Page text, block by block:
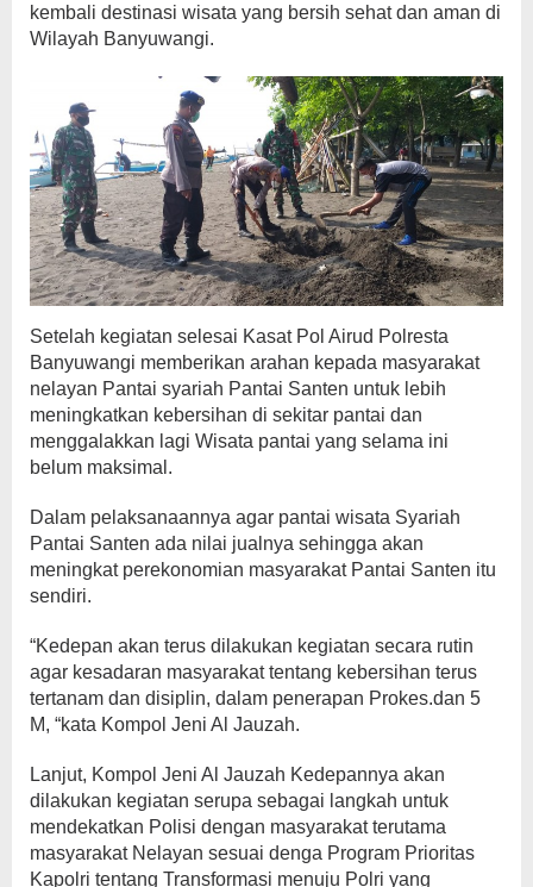
kembali destinasi wisata yang bersih sehat dan aman di
Wilayah Banyuwangi.
Setelah kegiatan selesai Kasat Pol Airud Polresta
Banyuwangi memberikan arahan kepada masyarakat
nelayan Pantai syariah Pantai Santen untuk lebih
meningkatkan kebersihan di sekitar pantai dan
menggalakkan lagi Wisata pantai yang selama ini
belum maksimal.
Dalam pelaksanaannya agar pantai wisata Syariah
Pantai Santen ada nilai jualnya sehingga akan
meningkat perekonomian masyarakat Pantai Santen itu
sendiri.
“Kedepan akan terus dilakukan kegiatan secara rutin
agar kesadaran masyarakat tentang kebersihan terus
tertanam dan disiplin, dalam penerapan Prokes.dan 5
M, “kata Kompol Jeni Al Jauzah.
Lanjut, Kompol Jeni Al Jauzah Kedepannya akan
dilakukan kegiatan serupa sebagai langkah untuk
mendekatkan Polisi dengan masyarakat terutama
masyarakat Nelayan sesuai denga Program Prioritas
Kapolri tentang Transformasi menuju Polri yang